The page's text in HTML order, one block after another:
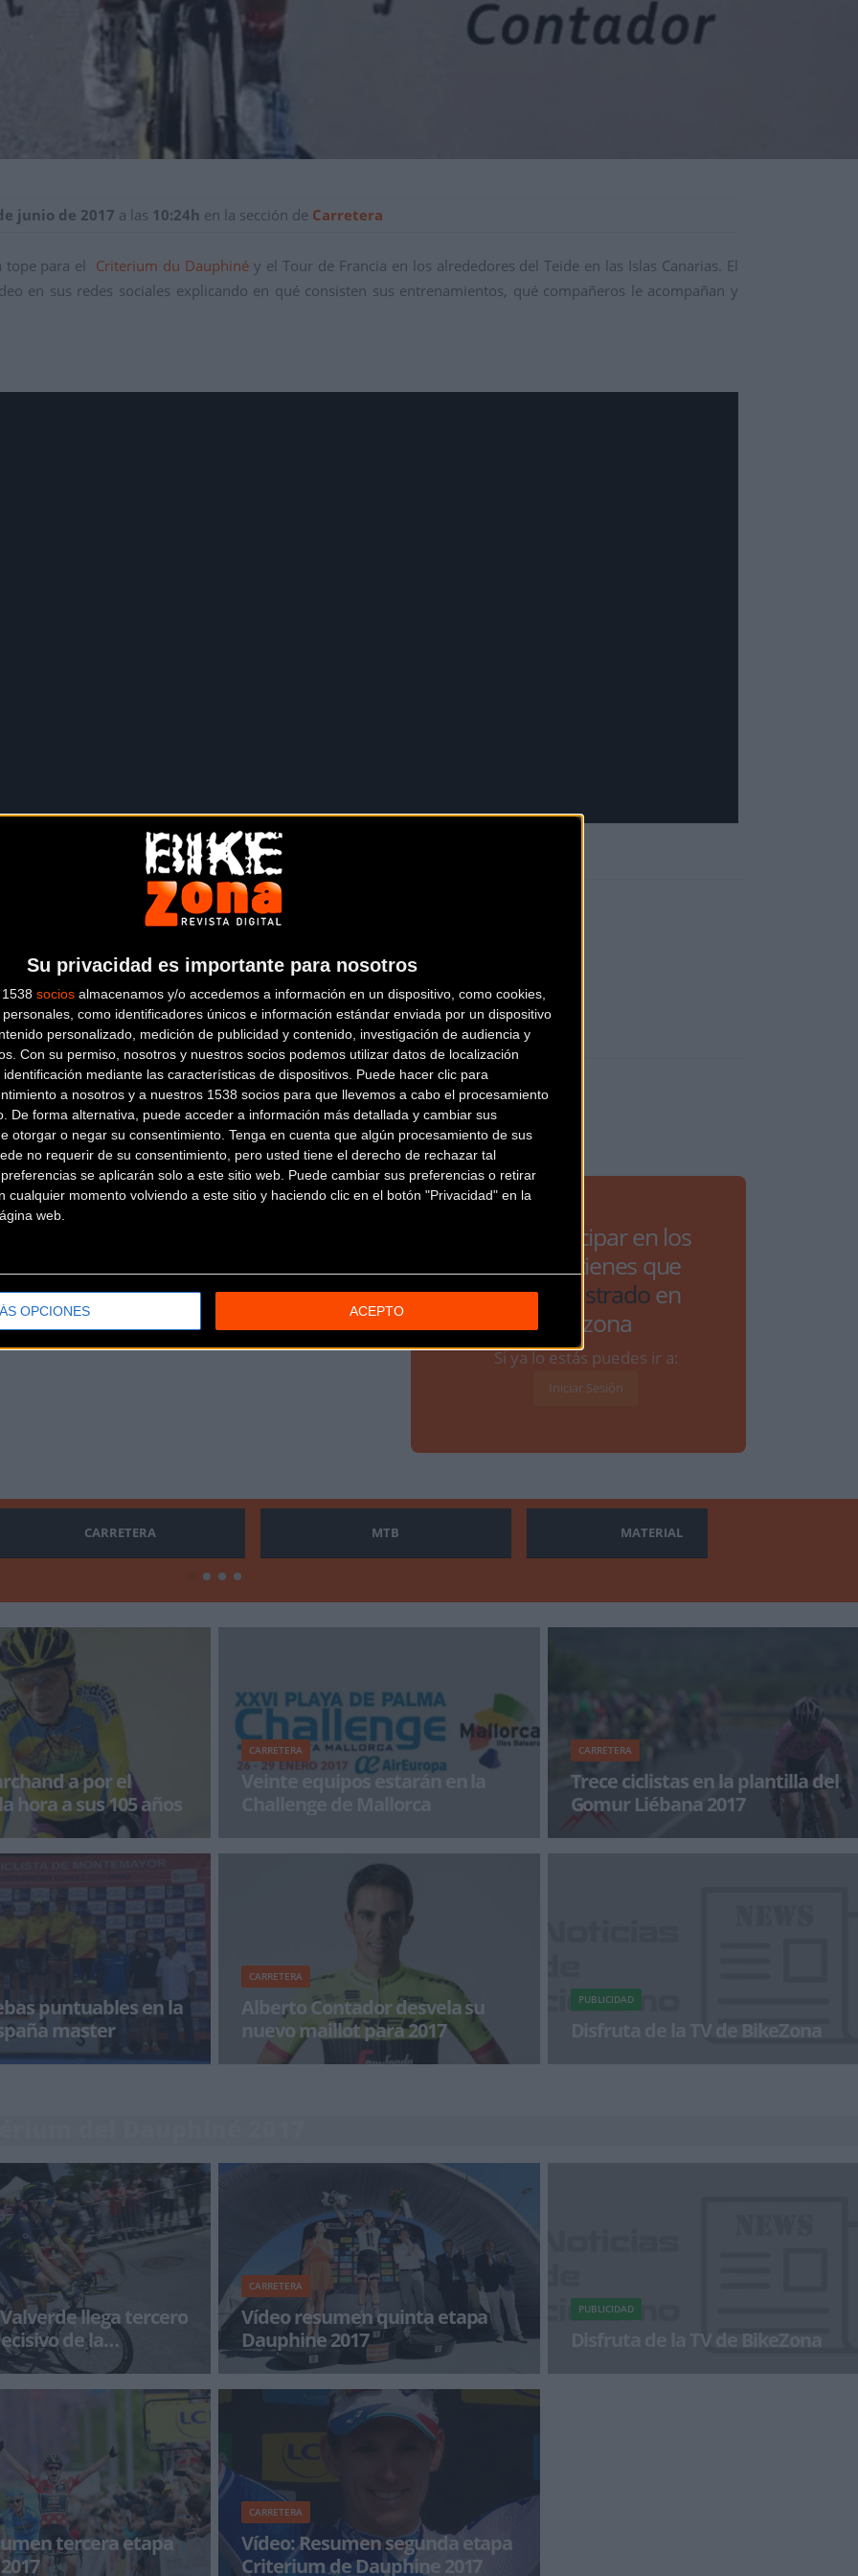
Su privacidad es importante para nosotros
socios almacenamos y/o accedemos a información en un dispositivo, como cookies,
como identificadores únicos e información estándar enviada por un dispositivo
personalizado, medición de publicidad y contenido, investigación de audiencia y
Con su permiso, nosotros y nuestros socios podemos utilizar datos de localización
mediante las características de dispositivos. Puede hacer clic para
a nosotros y a nuestros 1538 socios para que llevemos a cabo el procesamiento
De forma alternativa, puede acceder a información más detallada y cambiar sus
otorgar o negar su consentimiento. Tenga en cuenta que algún procesamiento de sus
no requerir de su consentimiento, pero usted tiene el derecho de rechazar tal
se aplicarán solo a este sitio web. Puede cambiar sus preferencias o retirar
cualquier momento volviendo a este sitio y haciendo clic en el botón "Privacidad" en la
web.
OPCIONES ACEPTO
junio de 2017 a las 10:24h en la sección de Carretera
tope para el Criterium du Dauphiné y el Tour de Francia en los alrededores del Teide en las Islas Canarias. El
en sus redes sociales explicando en qué consisten sus entrenamientos, qué compañeros le acompañan y
próxima temporada con 10 nuevas pruebas que se
tuyo!
Para participar en los
debates tienes que
estar
registradoen
Bikezona
Si ya lo estás puedes ir a:
Iniciar Sesión
CARRETERA MTB MATERIAL
a por el
hora a sus 105 años
un francés de 105 años
y a su ya más que
CARRETERA
Veinte equipos estarán en la
ser tradicional, uno de los equipos
CARRETERA
Trece ciclistas en la plantilla del
Gomur Liébana 2017
Con una plantilla de 13 corredores afrontará el
puntuables en la
master
de masters 2017 ya tiene
CARRETERA
Alberto Contador desvela su
nuevo maillot para 2017
Alberto Contador mostró ayer día 1 de enero el
PUBLICIDAD
Disfruta de la TV de BikeZona
llega tercero
de la
Mâcon y muy bien protegido
de Movistar Team, se
CARRETERA
Vídeo resumen quinta etapa
Dauphine 2017
Phil Bauhaus se hizo con la victoria en la quinta
etapa de la Daphine 2017, jornada de
transición antes de afront
PUBLICIDAD
Disfruta de la TV de BikeZona
tercera etapa
CARRETERA
Vídeo: Resumen segunda etapa
Criterium de Dauphine 2017